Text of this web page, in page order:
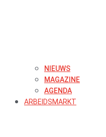
NIEUWS
MAGAZINE
AGENDA
ARBEIDSMARKT